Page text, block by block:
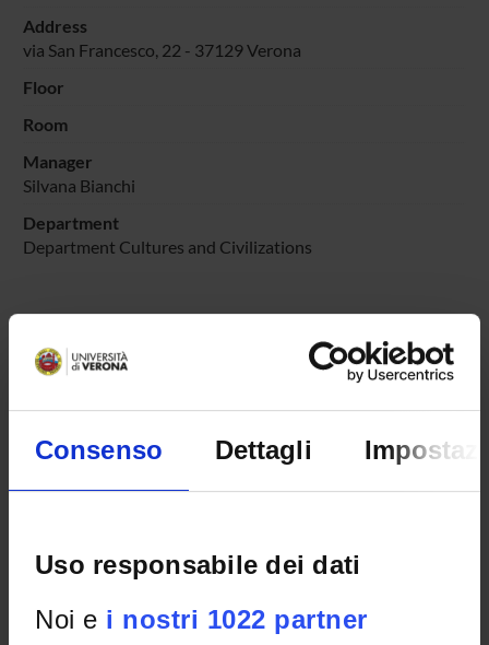
Consenso Dettagli
Uso responsabile dei dati
Noi e i nostri 1022 partner
Address
via San Francesco, 22 - 37129 Verona
Floor
Room
Manager
Silvana Bianchi
Department
Department Cultures and Civilizations
PLACES OF INTEREST